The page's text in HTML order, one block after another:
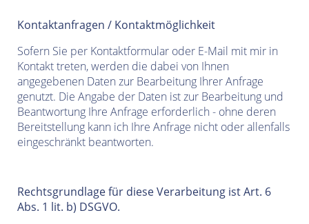
Kontaktanfragen / Kontaktmöglichkeit
Sofern Sie per Kontaktformular oder E-Mail mit mir in
Kontakt treten, werden die dabei von Ihnen
angegebenen Daten zur Bearbeitung Ihrer Anfrage
genutzt. Die Angabe der Daten ist zur Bearbeitung und
Beantwortung Ihre Anfrage erforderlich - ohne deren
Bereitstellung kann ich Ihre Anfrage nicht oder allenfalls
eingeschränkt beantworten.
Rechtsgrundlage für diese Verarbeitung ist Art. 6
Abs. 1 lit. b) DSGVO.